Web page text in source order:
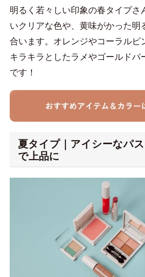
明るく若々しい印象の春タイプさ
いクリアな色や、黄味がかった明
合います。オレンジやコーラルピ
キラキラとしたラメやゴールドパ
です！
夏タイプ｜アイシーなパ
で上品に